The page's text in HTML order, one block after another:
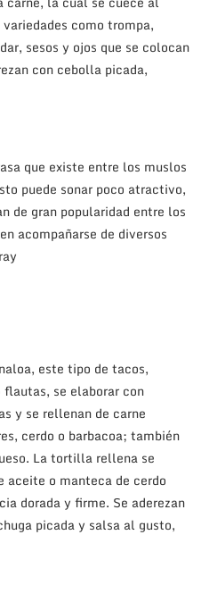
como trompa,
sesos y ojos que se colocan
con cebolla picada,
que existe entre los muslos
puede sonar poco atractivo,
de gran popularidad entre los
acompañarse de diversos
este tipo de tacos,
se elaborar con
y se rellenan de carne
cerdo o barbacoa; también
La tortilla rellena se
aceite o manteca de cerdo
dorada y firme. Se aderezan
picada y salsa al gusto,